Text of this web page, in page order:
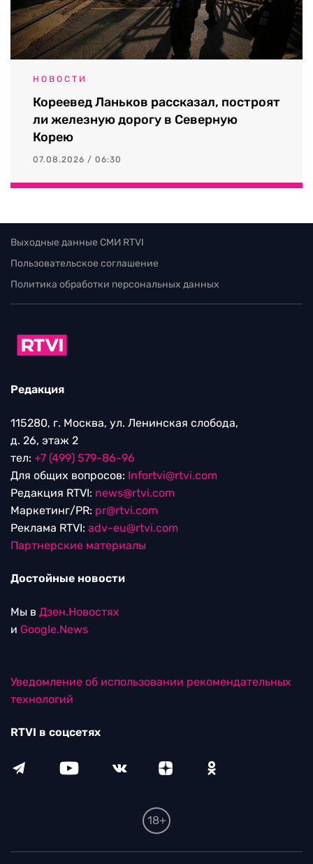
НОВОСТИ
Кореевед Ланьков рассказал, построят
ли железную дорогу в Северную
Корею
07.08.2026 / 06:30
Выходные данные СМИ RTVI
Пользовательское соглашение
Политика обработки персональных данных
Редакция
115280, г. Москва, ул. Ленинская слобода,
д. 26, этаж 2
тел: +7 (499) 579-86-96
Для общих вопросов: Infortvi@rtvi.com
Редакция RTVI: news@rtvi.com
Маркетинг/PR: pr@rtvi.com
Реклама RTVI: adv-eu@rtvi.com
Партнерские материалы
Достойные новости
Мы в Дзен.Новостях
и Google.News
Уведомление об использовании рекомендательных
технологий
RTVI в соцсетях
18+